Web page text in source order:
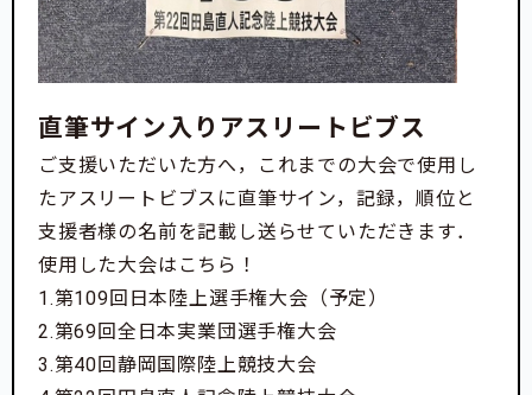
直筆サイン入りアスリートビブス
ご支援いただいた方へ，これまでの大会で使用し
たアスリートビブスに直筆サイン，記録，順位と
支援者様の名前を記載し送らせていただきます．
使用した大会はこちら！
1.第109回日本陸上選手権大会（予定）
2.第69回全日本実業団選手権大会
3.第40回静岡国際陸上競技大会